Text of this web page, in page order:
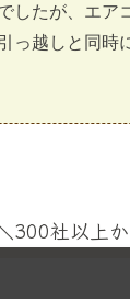
したが、エア
っ越しと同時
300社以上